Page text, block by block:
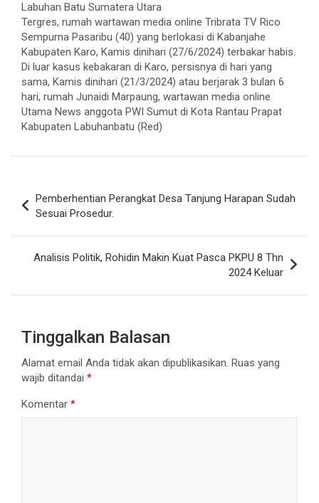
Labuhan Batu Sumatera Utara
Tergres, rumah wartawan media online Tribrata TV Rico
Sempurna Pasaribu (40) yang berlokasi di Kabanjahe
Kabupaten Karo, Kamis dinihari (27/6/2024) terbakar habis.
Di luar kasus kebakaran di Karo, persisnya di hari yang
sama, Kamis dinihari (21/3/2024) atau berjarak 3 bulan 6
hari, rumah Junaidi Marpaung, wartawan media online
Utama News anggota PWI Sumut di Kota Rantau Prapat
Kabupaten Labuhanbatu (Red)
pos
Pemberhentian Perangkat Desa Tanjung Harapan Sudah
Sesuai Prosedur.
Analisis Politik, Rohidin Makin Kuat Pasca PKPU 8 Thn
2024 Keluar
Tinggalkan Balasan
Alamat email Anda tidak akan dipublikasikan. Ruas yang
wajib ditandai *
Komentar *